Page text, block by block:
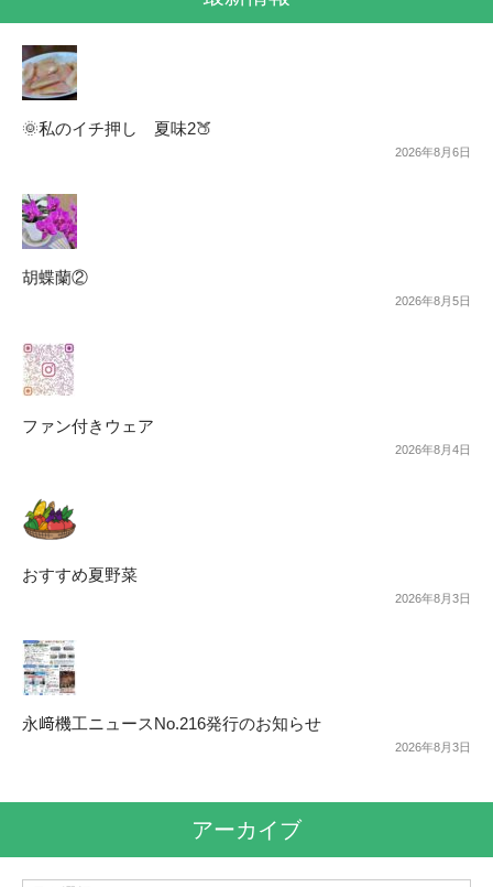
🌞私のイチ押し 夏味2🍑
2026年8月6日
胡蝶蘭②
2026年8月5日
ファン付きウェア
2026年8月4日
おすすめ夏野菜
2026年8月3日
永﨑機工ニュースNo.216発行のお知らせ
2026年8月3日
アーカイブ